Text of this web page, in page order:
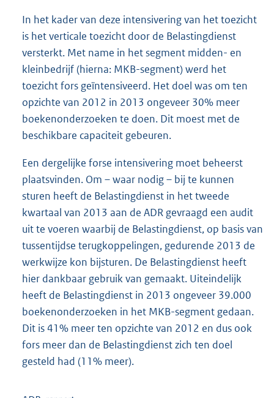
In het kader van deze intensivering van het toezicht
is het verticale toezicht door de Belastingdienst
versterkt. Met name in het segment midden- en
kleinbedrijf (hierna: MKB-segment) werd het
toezicht fors geïntensiveerd. Het doel was om ten
opzichte van 2012 in 2013 ongeveer 30% meer
boekenonderzoeken te doen. Dit moest met de
beschikbare capaciteit gebeuren.
Een dergelijke forse intensivering moet beheerst
plaatsvinden. Om – waar nodig – bij te kunnen
sturen heeft de Belastingdienst in het tweede
kwartaal van 2013 aan de ADR gevraagd een audit
uit te voeren waarbij de Belastingdienst, op basis van
tussentijdse terugkoppelingen, gedurende 2013 de
werkwijze kon bijsturen. De Belastingdienst heeft
hier dankbaar gebruik van gemaakt. Uiteindelijk
heeft de Belastingdienst in 2013 ongeveer 39.000
boekenonderzoeken in het MKB-segment gedaan.
Dit is 41% meer ten opzichte van 2012 en dus ook
fors meer dan de Belastingdienst zich ten doel
gesteld had (11% meer).